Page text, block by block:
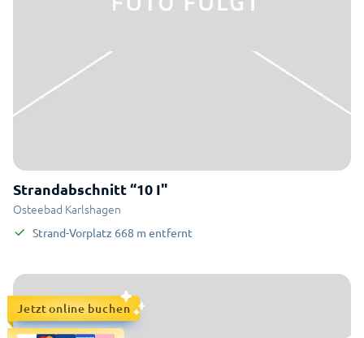
Strandabschnitt “10 I"
Osteebad Karlshagen
Strand-Vorplatz 668 m entfernt
Jetzt online buchen